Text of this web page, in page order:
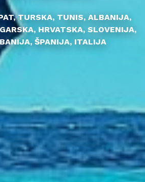
TURSKA, TUNIS, ALBANIJA,
HRVATSKA, SLOVENIJA,
ŠPANIJA, ITALIJA